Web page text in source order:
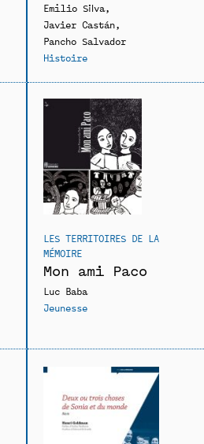
Emilio Silva
Javier Castán
Pancho Salvador
Histoire
LES TERRITOIRES DE LA
MÉMOIRE
Mon ami Paco
Luc Baba
Jeunesse